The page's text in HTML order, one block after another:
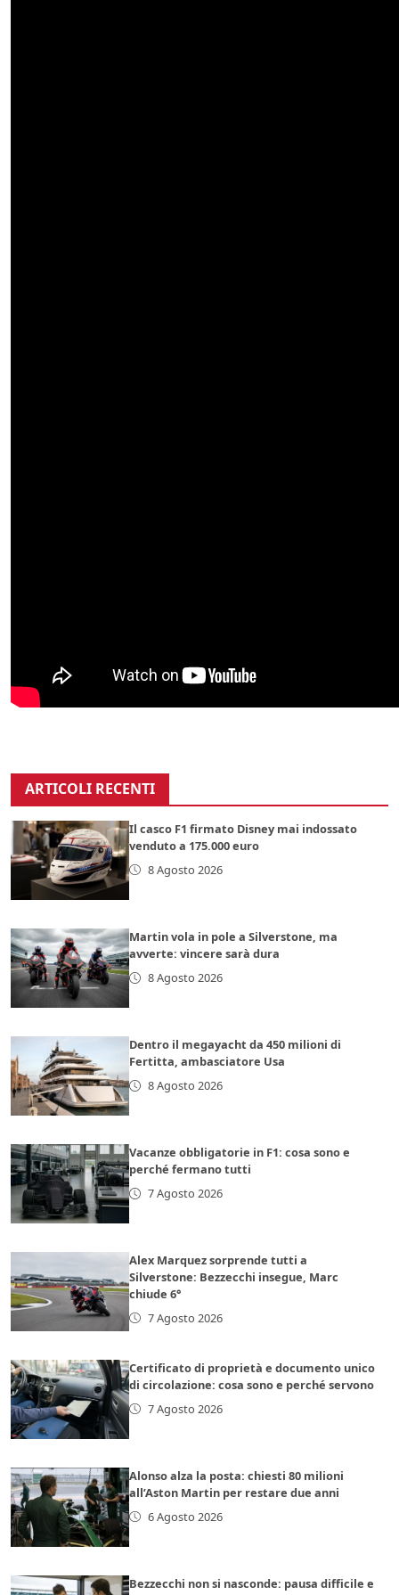
ARTICOLI RECENTI
Il casco F1 firmato Disney mai indossato
venduto a 175.000 euro
8 Agosto 2026
Martin vola in pole a Silverstone, ma
avverte: vincere sarà dura
8 Agosto 2026
Dentro il megayacht da 450 milioni di
Fertitta, ambasciatore Usa
8 Agosto 2026
Vacanze obbligatorie in F1: cosa sono e
perché fermano tutti
7 Agosto 2026
Alex Marquez sorprende tutti a
Silverstone: Bezzecchi insegue, Marc
chiude 6°
7 Agosto 2026
Certificato di proprietà e documento unico
di circolazione: cosa sono e perché servono
7 Agosto 2026
Alonso alza la posta: chiesti 80 milioni
all’Aston Martin per restare due anni
6 Agosto 2026
Bezzecchi non si nasconde: pausa difficile e